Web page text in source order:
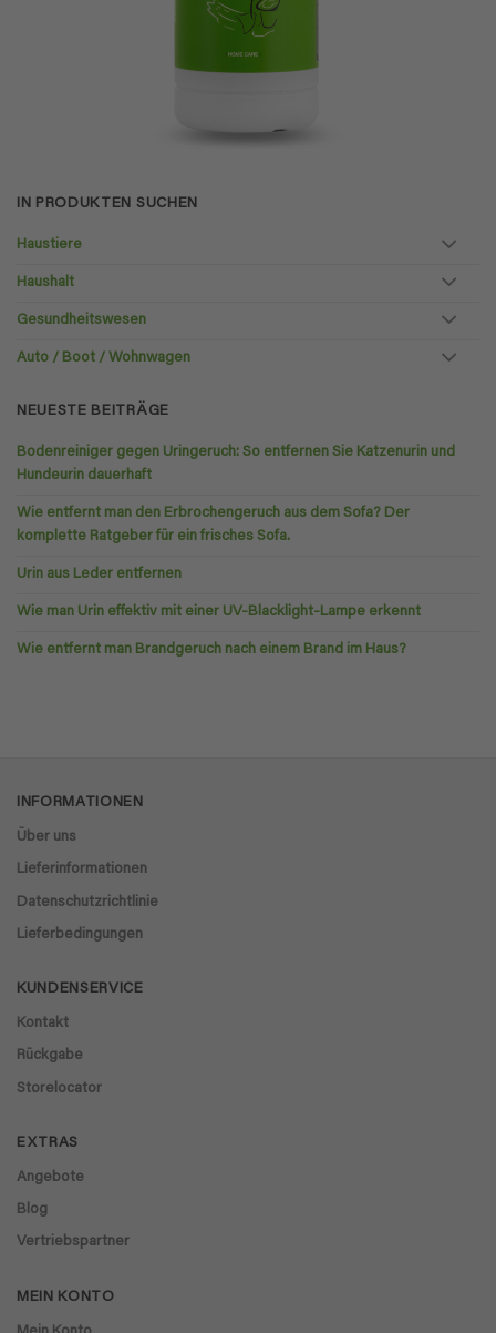
IN PRODUKTEN SUCHEN
Haustiere
Haushalt
Gesundheitswesen
Auto / Boot / Wohnwagen
NEUESTE BEITRÄGE
Bodenreiniger gegen Uringeruch: So entfernen Sie Katzenurin und
Hundeurin dauerhaft
Wie entfernt man den Erbrochengeruch aus dem Sofa? Der
komplette Ratgeber für ein frisches Sofa.
Urin aus Leder entfernen
Wie man Urin effektiv mit einer UV-Blacklight-Lampe erkennt
Wie entfernt man Brandgeruch nach einem Brand im Haus?
INFORMATIONEN
Über uns
Lieferinformationen
Datenschutzrichtlinie
Lieferbedingungen
KUNDENSERVICE
Kontakt
Rückgabe
Storelocator
EXTRAS
Angebote
Blog
Vertriebspartner
MEIN KONTO